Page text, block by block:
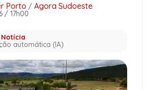
Porto / Agora Sudoeste
/ 17h00
automática (IA)